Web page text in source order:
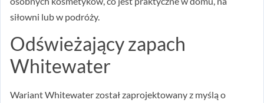
siłowni lub w podróży.
Odświeżający zapach
Whitewater
Wariant Whitewater został zaprojektowany z myślą o